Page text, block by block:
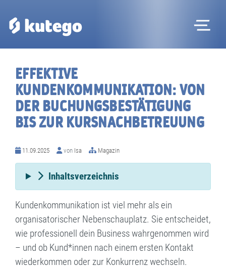
EFFEKTIVE
KUNDENKOMMUNIKATION: VON
DER BUCHUNGSBESTÄTIGUNG
BIS ZUR KURSNACHBETREUUNG
11.09.2025 von Isa Magazin
Inhaltsverzeichnis
Kundenkommunikation ist viel mehr als ein
organisatorischer Nebenschauplatz. Sie entscheidet,
wie professionell dein Business wahrgenommen wird
– und ob Kund*innen nach einem ersten Kontakt
wiederkommen oder zur Konkurrenz wechseln.